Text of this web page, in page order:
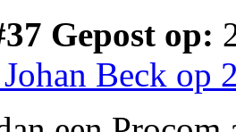
Gepost op:
Beck op